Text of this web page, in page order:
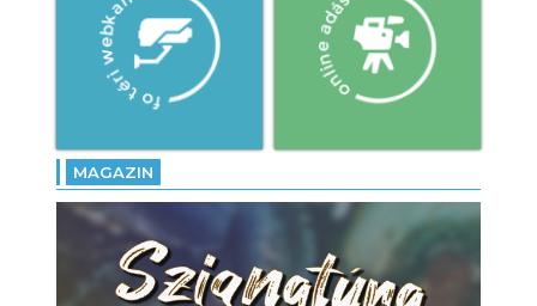
MAGAZIN